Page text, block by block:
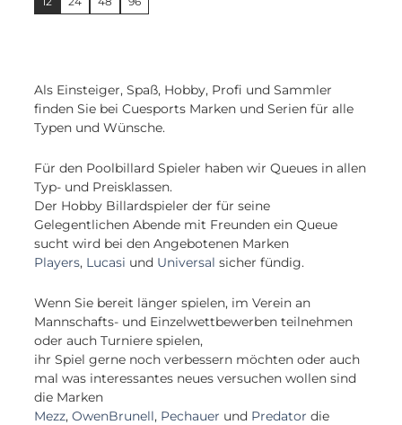
Als Einsteiger, Spaß, Hobby, Profi und Sammler
finden Sie bei Cuesports Marken und Serien für alle
Typen und Wünsche.
Für den Poolbillard Spieler haben wir Queues in allen
Typ- und Preisklassen.
Der Hobby Billardspieler der für seine
Gelegentlichen Abende mit Freunden ein Queue
sucht wird bei den Angebotenen Marken
Players, Lucasi und Universal sicher fündig.
Wenn Sie bereit länger spielen, im Verein an
Mannschafts- und Einzelwettbewerben teilnehmen
oder auch Turniere spielen,
ihr Spiel gerne noch verbessern möchten oder auch
mal was interessantes neues versuchen wollen sind
die Marken
Mezz, OwenBrunell, Pechauer und Predator die